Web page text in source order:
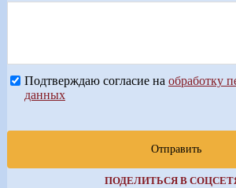
Подтверждаю согласие на обработку
данных
Отправить
ПОДЕЛИТЬСЯ В